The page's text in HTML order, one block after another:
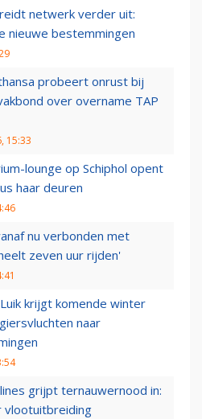
netwerk verder uit:
nieuwe bestemmingen
probeert onrust bij
over overname TAP
15:33
lounge op Schiphol opent
haar deuren
nu verbonden met
zeven uur rijden'
krijgt komende winter
naar
grijpt ternauwernood in: